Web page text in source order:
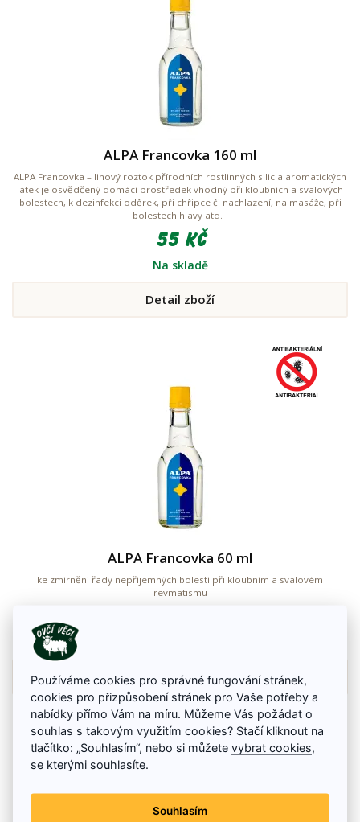
ALPA Francovka 160 ml
ALPA Francovka – lihový roztok přírodních rostlinných silic a aromatických
látek je osvědčený domácí prostředek vhodný při kloubních a svalových
bolestech, k dezinfekci oděrek, při chřipce či nachlazení, na masáže, při
bolestech hlavy atd.
55 Kč
Na skladě
Detail zboží
ALPA Francovka 60 ml
ke zmírnění řady nepříjemných bolestí při kloubním a svalovém
revmatismu
Detail zboží
Používáme cookies pro správné fungování stránek,
cookies pro přizpůsobení stránek pro Vaše potřeby a
nabídky přímo Vám na míru. Můžeme Vás požádat o
souhlas s takovým využitím cookies? Stačí kliknout na
tlačítko: „Souhlasím“, nebo si můžetevybrat cookies
se kterými souhlasíte.
Souhlasím